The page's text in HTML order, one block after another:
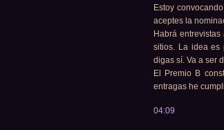
Estoy
aceptes la
Habrá
sitios. La idea es
digas sí. Va a ser
El Premio B
entragas he
04:09